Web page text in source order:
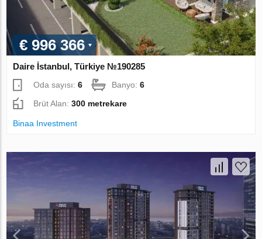
€ 996 366
Daire İstanbul, Türkiye №190285
Oda sayısı:6 Banyo:6
Brüt Alan:300 metrekare
Binaa Investment